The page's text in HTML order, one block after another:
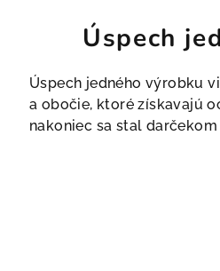
Úspech
Úspech jedného výrobku
a obočie, ktoré získavajú
nakoniec sa stal